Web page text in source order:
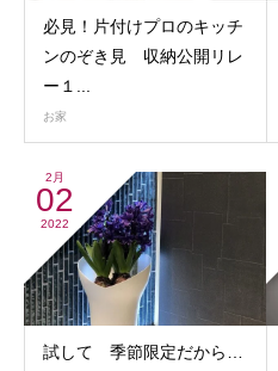
必見！片付けプロのキッチ
ンのぞき見 収納公開リレ
ー１...
お家
2月
02
2022
試して 季節限定だから…